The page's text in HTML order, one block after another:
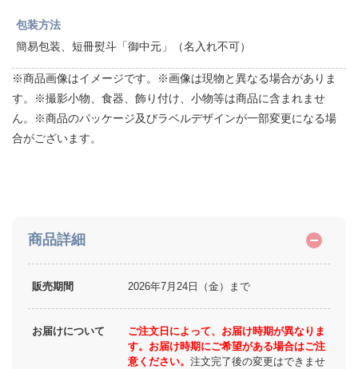
商品詳細
販売期間 2026年7月24日（金）まで
お届けについて
ご注文日によって、お届け時期が異なりま
す。お届け時期にご希望がある場合はご注
意ください。 注文完了後の変更はできませ
包装方法
簡易包装、短冊熨斗「御中元」（名入れ不可）
※商品画像はイメージです。※画像は現物と異なる場合がありま
す。※撮影小物、食器、飾り付け、小物等は商品に含まれませ
ん。※商品のパッケージ及びラベルデザインが一部変更になる場
合がございます。